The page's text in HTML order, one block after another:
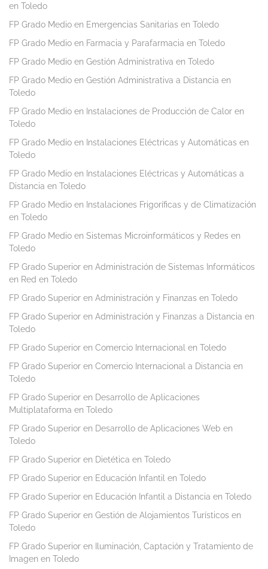
en Toledo
FP Grado Medio en Emergencias Sanitarias en Toledo
FP Grado Medio en Farmacia y Parafarmacia en Toledo
FP Grado Medio en Gestión Administrativa en Toledo
FP Grado Medio en Gestión Administrativa a Distancia en
Toledo
FP Grado Medio en Instalaciones de Producción de Calor en
Toledo
FP Grado Medio en Instalaciones Eléctricas y Automáticas en
Toledo
FP Grado Medio en Instalaciones Eléctricas y Automáticas a
Distancia en Toledo
FP Grado Medio en Instalaciones Frigoríficas y de Climatización
en Toledo
FP Grado Medio en Sistemas Microinformáticos y Redes en
Toledo
FP Grado Superior en Administración de Sistemas Informáticos
en Red en Toledo
FP Grado Superior en Administración y Finanzas en Toledo
FP Grado Superior en Administración y Finanzas a Distancia en
Toledo
FP Grado Superior en Comercio Internacional en Toledo
FP Grado Superior en Comercio Internacional a Distancia en
Toledo
FP Grado Superior en Desarrollo de Aplicaciones
Multiplataforma en Toledo
FP Grado Superior en Desarrollo de Aplicaciones Web en
Toledo
FP Grado Superior en Dietética en Toledo
FP Grado Superior en Educación Infantil en Toledo
FP Grado Superior en Educación Infantil a Distancia en Toledo
FP Grado Superior en Gestión de Alojamientos Turísticos en
Toledo
FP Grado Superior en Iluminación, Captación y Tratamiento de
Imagen en Toledo